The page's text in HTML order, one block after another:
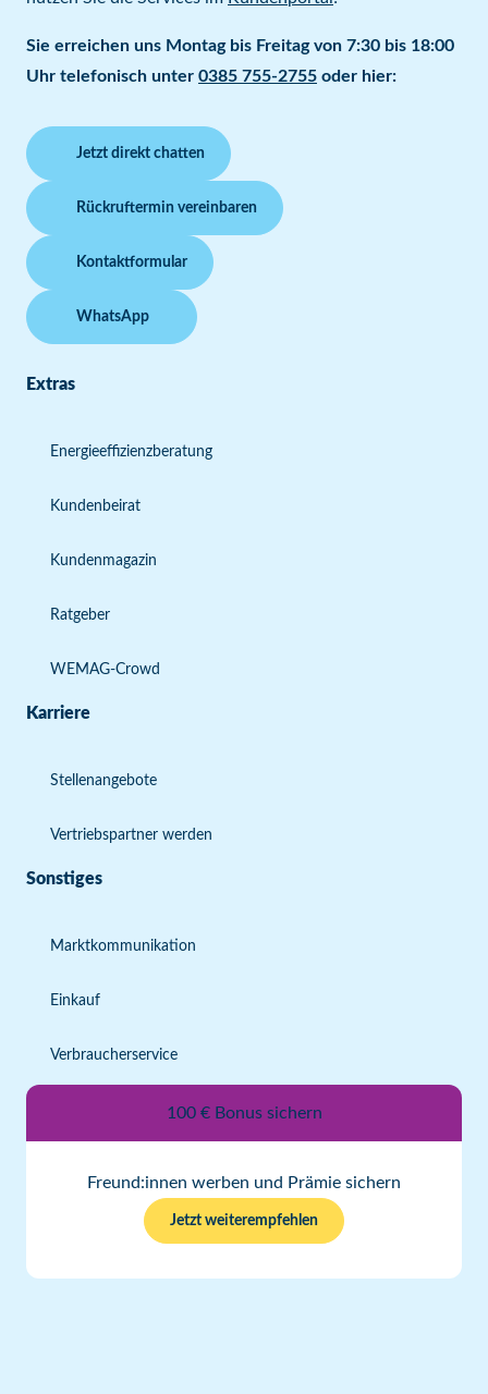
Sie erreichen uns Montag bis Freitag von 7:30 bis 18:00
Uhr telefonisch unter 0385 755-2755 oder hier:
Jetzt direkt chatten
Rückruftermin vereinbaren
Kontaktformular
WhatsApp
Extras
Energieeffizienzberatung
Kundenbeirat
Kundenmagazin
Ratgeber
WEMAG-Crowd
Karriere
Stellenangebote
Vertriebspartner werden
Sonstiges
Marktkommunikation
Einkauf
Verbraucherservice
100 € Bonus sichern
Freund:innen werben und Prämie sichern
Jetzt weiterempfehlen